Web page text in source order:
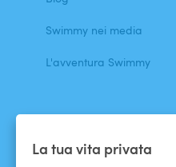
La tua vita privata
Swimmy nei media
L'avventura Swimmy
ASSISTENZA